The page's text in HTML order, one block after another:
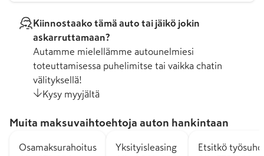
Kiinnostaako tämä auto tai jäikö jokin
askarruttamaan?
Autamme mielellämme autounelmiesi
toteuttamisessa puhelimitse tai vaikka chatin
välityksellä!
Kysy myyjältä
Muita maksuvaihtoehtoja auton hankintaan
Osamaksurahoitus
Yksityisleasing
Etsitkö